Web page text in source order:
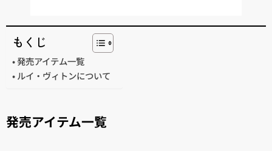
もくじ
発売アイテム一覧
ルイ・ヴィトンについて
発売アイテム一覧